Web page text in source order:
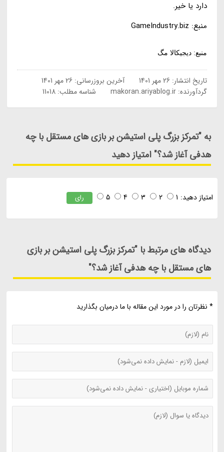
دارد یا خیر.
منبع: GameIndustry.biz
منبع: دیجیکالا مگ
تاریخ انتشار: 26 مهر 1401 آخرین بروزرسانی: 26 مهر 1401
گردآورنده:makoran.ariyablog.ir شناسه مطلب: 11018
به "تمرکز بزرگ پلی استیشن بر بازی های مستقل با چه
هدفی آغاز شد؟" امتیاز دهید
امتیاز دهید: 1
2
3
4
5 رای
دیدگاه های مرتبط با "تمرکز بزرگ پلی استیشن بر بازی
های مستقل با چه هدفی آغاز شد؟"
* نظرتان را در مورد این مقاله با ما درمیان بگذارید